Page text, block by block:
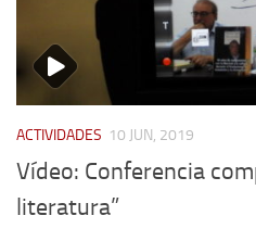
ACTIVIDADES 10 JUN, 2019
Vídeo: Conferencia
literatura”